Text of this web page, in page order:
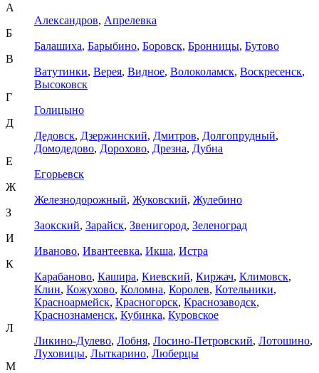
А
Александров, Апрелевка
Б
Балашиха, Барыбино, Боровск, Бронницы, Бутово
В
Ватутинки, Верея, Видное, Волоколамск, Воскресенск,
Высоковск
Г
Голицыно
Д
Дедовск, Дзержинский, Дмитров, Долгопрудный,
Домодедово, Дорохово, Дрезна, Дубна
Е
Егорьевск
Ж
Железнодорожный, Жуковский, Жулебино
З
Заокский, Зарайск, Звенигород, Зеленоград
И
Иваново, Ивантеевка, Икша, Истра
К
Карабаново, Кашира, Киевский, Киржач, Климовск,
Клин, Кожухово, Коломна, Королев, Котельники,
Красноармейск, Красногорск, Краснозаводск,
Краснознаменск, Кубинка, Куровское
Л
Ликино-Дулево, Лобня, Лосино-Петровский, Лотошино,
Луховицы, Лыткарино, Люберцы
М